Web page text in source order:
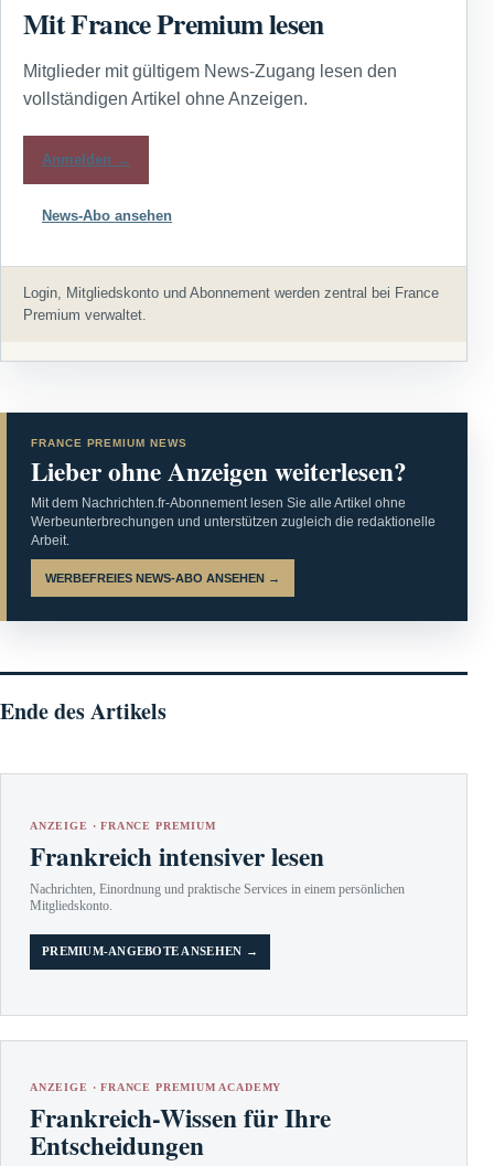
Mit France Premium lesen
Mitglieder mit gültigem News-Zugang lesen den
vollständigen Artikel ohne Anzeigen.
Anmelden →
News-Abo ansehen
Login, Mitgliedskonto und Abonnement werden zentral bei France
Premium verwaltet.
FRANCE PREMIUM NEWS
Lieber ohne Anzeigen weiterlesen?
Mit dem Nachrichten.fr-Abonnement lesen Sie alle Artikel ohne
Werbeunterbrechungen und unterstützen zugleich die redaktionelle
Arbeit.
WERBEFREIES NEWS-ABO ANSEHEN →
Ende des Artikels
ANZEIGE · FRANCE PREMIUM
Frankreich intensiver lesen
Nachrichten, Einordnung und praktische Services in einem persönlichen
Mitgliedskonto.
PREMIUM-ANGEBOTE ANSEHEN →
ANZEIGE · FRANCE PREMIUM ACADEMY
Frankreich-Wissen für Ihre
Entscheidungen